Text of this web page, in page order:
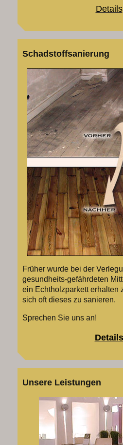
Details
Schadstoffsanierung
Früher wurde bei der
gesundheits-gefährdeten
ein Echtholzparkett erhalten
sich oft dieses zu sanieren.
Sprechen Sie uns an!
Details
Unsere Leistungen